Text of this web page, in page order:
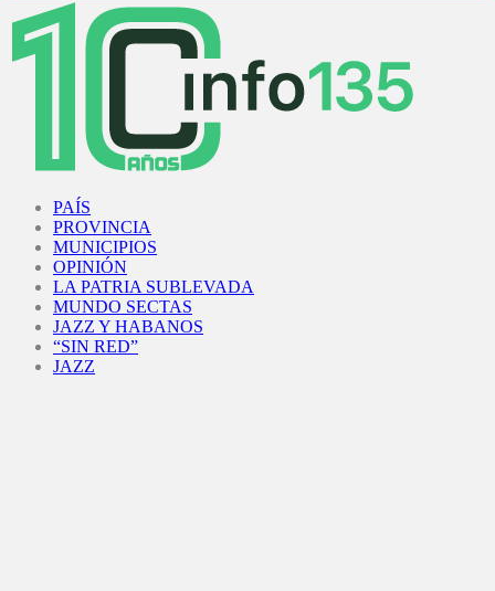
PAÍS
PROVINCIA
MUNICIPIOS
OPINIÓN
LA PATRIA SUBLEVADA
MUNDO SECTAS
JAZZ Y HABANOS
“SIN RED”
JAZZ